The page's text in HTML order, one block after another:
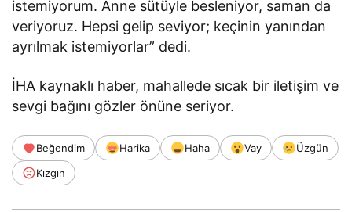
istemiyorum. Anne sütüyle besleniyor, saman da
veriyoruz. Hepsi gelip seviyor; keçinin yanından
ayrılmak istemiyorlar” dedi.
İHA kaynaklı haber, mahallede sıcak bir iletişim ve
sevgi bağını gözler önüne seriyor.
Beğendim Harika Haha Vay
Üzgün
Kızgın